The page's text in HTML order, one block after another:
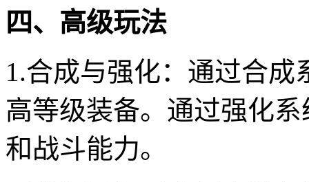
四、高级玩法
1.合成与强化：通过合
高等级装备。通过强化
和战斗能力。